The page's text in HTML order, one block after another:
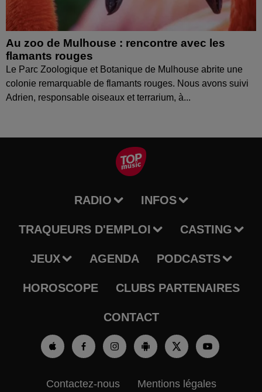
Au zoo de Mulhouse : rencontre avec les
flamants rouges
Le Parc Zoologique et Botanique de Mulhouse abrite une
colonie remarquable de flamants rouges. Nous avons suivi
Adrien, responsable oiseaux et terrarium, à...
RADIO INFOS
TRAQUEURS D'EMPLOI CASTING
JEUX AGENDA PODCASTS
HOROSCOPE CLUBS PARTENAIRES
CONTACT
Contactez-nous Mentions légales